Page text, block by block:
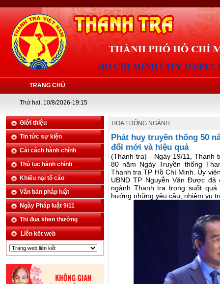
TRANG CHỦ
Thứ hai, 10/8/2026-19:15
Giới thiệu
Tin tức sự kiện
Cải cách hành chính
Thủ tục hành chính
Khiếu nại tố cáo
Văn bản pháp luật
Ngày Pháp luật 9/11
Thi đua khen thưởng
Liên kết web
HOẠT ĐỘNG NGÀNH
Phát huy truyền thống 50
đổi mới và hiệu quả
(Thanh tra) - Ngày 19/11, Thanh
80 năm Ngày Truyền thống
Thanh tra TP Hồ Chí Minh. Ủy
UBND TP Nguyễn Văn Được
ngành Thanh tra trong suốt
hướng những yêu cầu, nhiệm vụ